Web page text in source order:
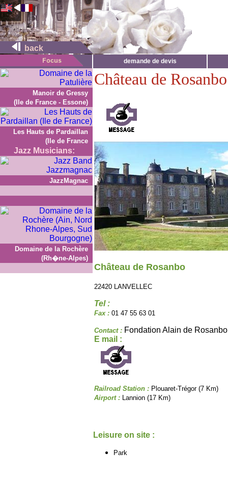
back
demande de devis
Manoir de Gressy
(Ile de France - Essone)
Les Hauts de Pardaillan
(Ile de France
Jazz Musicians:
JazzMagnac
Domaine de la Rochère
(Rh�ne-Alpes)
Château de Rosanbo
Château de Rosanbo
22420 LANVELLEC
Tel :
Fax : 01 47 55 63 01
Contact : Fondation Alain de Rosanbo
E mail :
Railroad Station : Plouaret-Trégor (7 Km)
Airport : Lannion (17 Km)
Leisure on site :
Park